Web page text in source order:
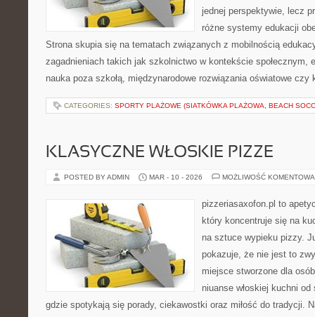
jednej perspektywie, lecz
różne systemy edukacji
Strona skupia się na tematach związanych z mobilnością
zagadnieniach takich jak szkolnictwo w kontekście społecznym,
nauka poza szkołą, międzynarodowe rozwiązania oświatowe
CATEGORIES: SPORTY PLAŻOWE (SIATKÓWKA PLAŻOWA, BEACH
KLASYCZNE WŁOSKIE PIZZE
POSTED BY ADMIN MAR - 10 - 2026 MOŻLIWOŚĆ
pizzeriasaxofon.pl to
który koncentruje się na
na sztuce wypieku pizzy.
pokazuje, że nie jest to
miejsce stworzone dla
niuanse włoskiej kuchni
gdzie spotykają się porady, ciekawostki oraz miłość do tradycji.